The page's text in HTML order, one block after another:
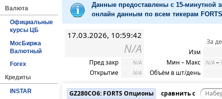
Валюта
Официальные
курсы ЦБ
МосБиржа
Валютный
Forex
Кредиты
INSTAR
Данные предоставлены с 15-минутной
онлайн данным по всем тикерам
17.03.2026, 10:59:42
N/A
Пред закр N/A
Открытие N/A
За
Изм
Мин – Макс
N/A –
Объём в шт/день
GZ280CO6: FORTS Опционы
сравнить с